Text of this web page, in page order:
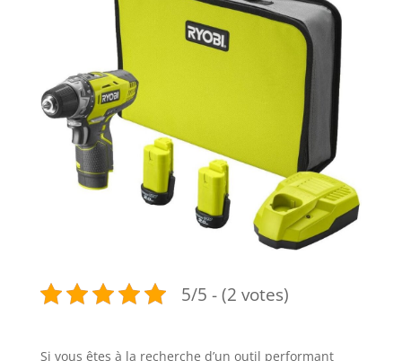
5/5 - (2 votes)
Si vous êtes à la recherche d’un outil performant